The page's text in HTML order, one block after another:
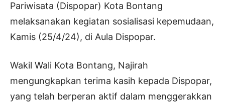
Pariwisata (Dispopar) Kota Bontang
melaksanakan kegiatan sosialisasi kepemudaan,
Kamis (25/4/24), di Aula Dispopar.
Wakil Wali Kota Bontang, Najirah
mengungkapkan terima kasih kepada Dispopar,
yang telah berperan aktif dalam menggerakkan